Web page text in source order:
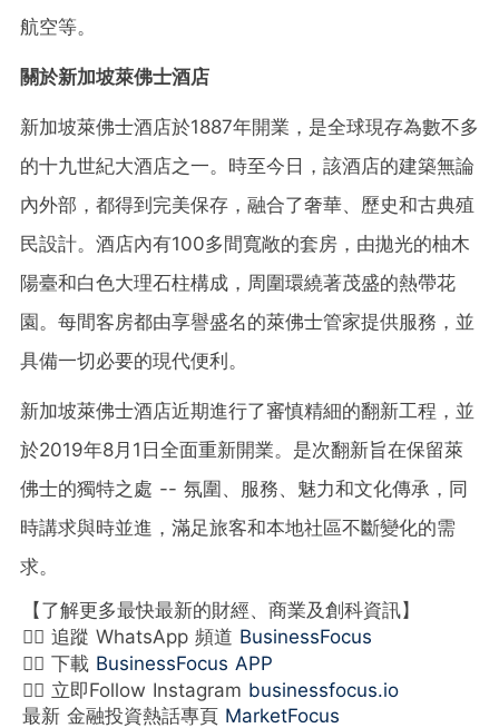
航空等。
關於新加坡萊佛士酒店
新加坡萊佛士酒店於1887年開業，是全球現存為數不多
的十九世紀大酒店之一。時至今日，該酒店的建築無論
內外部，都得到完美保存，融合了奢華、歷史和古典殖
民設計。酒店內有100多間寬敞的套房，由拋光的柚木
陽臺和白色大理石柱構成，周圍環繞著茂盛的熱帶花
園。每間客房都由享譽盛名的萊佛士管家提供服務，並
具備一切必要的現代便利。
新加坡萊佛士酒店近期進行了審慎精細的翻新工程，並
於2019年8月1日全面重新開業。是次翻新旨在保留萊
佛士的獨特之處 -- 氛圍、服務、魅力和文化傳承，同
時講求與時並進，滿足旅客和本地社區不斷變化的需
求。
【了解更多最快最新的財經、商業及創科資訊】
👉🏻 追蹤 WhatsApp 頻道 BusinessFocus
👉🏻 下載 BusinessFocus APP
👉🏻 立即Follow Instagram businessfocus.io
最新 金融投資熱話專頁 MarketFocus